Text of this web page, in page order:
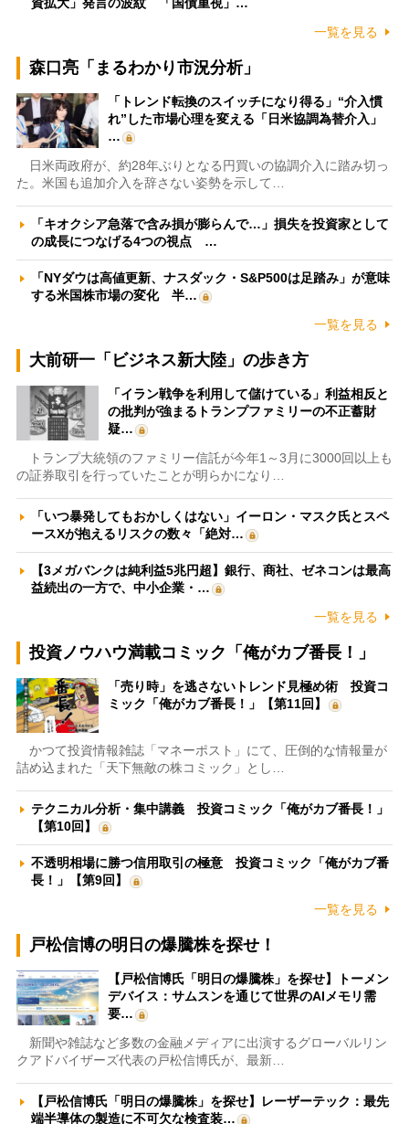
資拡大」発言の波紋 「国債重視」…
一覧を見る
森口亮「まるわかり市況分析」
「トレンド転換のスイッチになり得る」“介入慣
れ”した市場心理を変える「日米協調為替介入」
…
日米両政府が、約28年ぶりとなる円買いの協調介入に踏み切っ
た。米国も追加介入を辞さない姿勢を示して…
「キオクシア急落で含み損が膨らんで…」損失を投資家として
の成長につなげる4つの視点 …
「NYダウは高値更新、ナスダック・S&P500は足踏み」が意味
する米国株市場の変化 半…
一覧を見る
大前研一「ビジネス新大陸」の歩き方
「イラン戦争を利用して儲けている」利益相反と
の批判が強まるトランプファミリーの不正蓄財
疑…
トランプ大統領のファミリー信託が今年1～3月に3000回以上も
の証券取引を行っていたことが明らかになり…
「いつ暴発してもおかしくはない」イーロン・マスク氏とスペ
ースXが抱えるリスクの数々「絶対…
【3メガバンクは純利益5兆円超】銀行、商社、ゼネコンは最高
益続出の一方で、中小企業・…
一覧を見る
投資ノウハウ満載コミック「俺がカブ番長！」
「売り時」を逃さないトレンド見極め術 投資コ
ミック「俺がカブ番長！」【第11回】
かつて投資情報雑誌「マネーポスト」にて、圧倒的な情報量が
詰め込まれた「天下無敵の株コミック」とし…
テクニカル分析・集中講義 投資コミック「俺がカブ番長！」
【第10回】
不透明相場に勝つ信用取引の極意 投資コミック「俺がカブ番
長！」【第9回】
一覧を見る
戸松信博の明日の爆騰株を探せ！
【戸松信博氏「明日の爆騰株」を探せ】トーメン
デバイス：サムスンを通じて世界のAIメモリ需
要…
新聞や雑誌など多数の金融メディアに出演するグローバルリン
クアドバイザーズ代表の戸松信博氏が、最新…
【戸松信博氏「明日の爆騰株」を探せ】レーザーテック：最先
端半導体の製造に不可欠な検査装…